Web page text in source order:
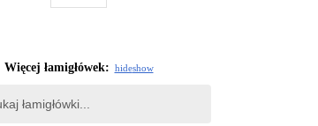
Więcej łamigłówek: hideshow